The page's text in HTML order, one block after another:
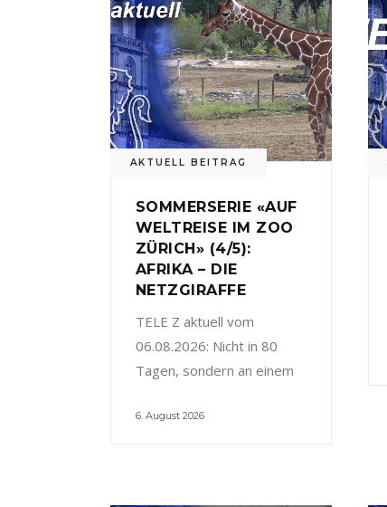
AKTUELL BEITRAG
SOMMERSERIE «AUF
WELTREISE IM ZOO
ZÜRICH» (4/5):
AFRIKA – DIE
NETZGIRAFFE
TELE Z aktuell vom
06.08.2026: Nicht in 80
Tagen, sondern an einem
6. August 2026